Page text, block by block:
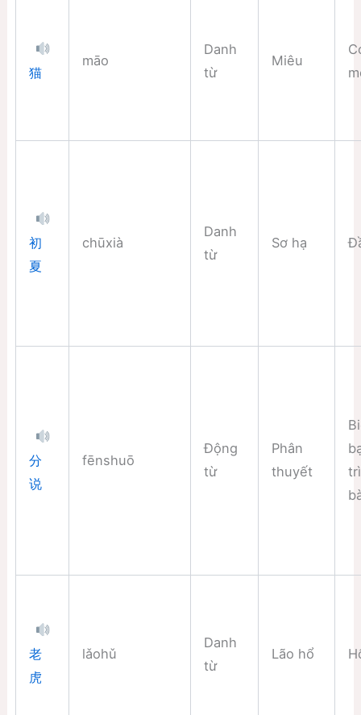
猫
māo
Danh
từ
Miêu
初
夏
chūxià
Danh
từ
Sơ hạ
分
说
fēnshuō
Động
từ
Phân
thuyết
老
虎
lǎohǔ
Danh
từ
Lão hổ